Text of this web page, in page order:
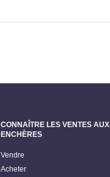
CONNAÎTRE LES VENTES AUX
ENCHÈRES
Vendre
Acheter